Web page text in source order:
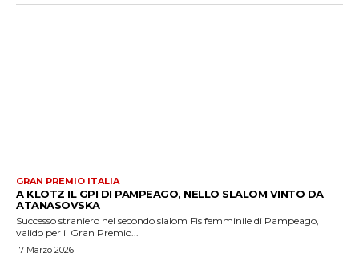
GRAN PREMIO ITALIA
A KLOTZ IL GPI DI PAMPEAGO, NELLO SLALOM VINTO DA
ATANASOVSKA
Successo straniero nel secondo slalom Fis femminile di Pampeago,
valido per il Gran Premio...
17 Marzo 2026